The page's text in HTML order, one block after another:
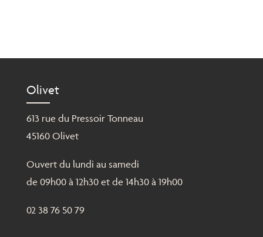
Olivet
613 rue du Pressoir Tonneau
45160 Olivet
Ouvert du lundi au samedi
de 09h00 à 12h30 et de 14h30 à 19h00
02 38 76 50 79